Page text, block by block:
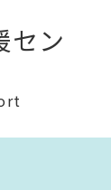
セン